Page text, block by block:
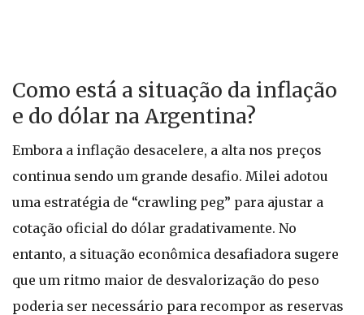
Como está a situação da inflação
e do dólar na Argentina?
Embora a inflação desacelere, a alta nos preços
continua sendo um grande desafio. Milei adotou
uma estratégia de “crawling peg” para ajustar a
cotação oficial do dólar gradativamente. No
entanto, a situação econômica desafiadora sugere
que um ritmo maior de desvalorização do peso
poderia ser necessário para recompor as reservas